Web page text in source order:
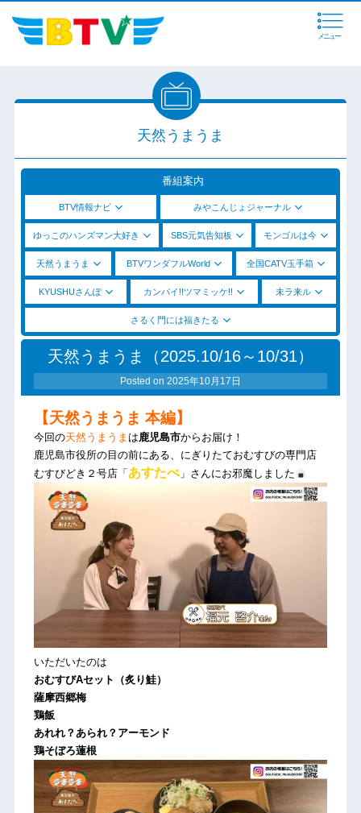
メニュー
天然うまうま
番組案内
BTV情報ナビ みやこんじょジャーナル
ゆっこのハンズマン大好き SBS元気告知板 モンゴルは今
天然うまうま BTVワンダフルWorld 全国CATV玉手箱
KYUSHUさんぽ カンパイ!!ツマミッケ!! 未ラ来ル
さるく門には福きたる
天然うまうま（2025.10/16～10/31）
Posted on 2025年10月17日
【天然うまうま 本編】
今回の天然うまうま は鹿児島市からお届け！
鹿児島市役所の目の前にある、にぎりたておむすびの専門店
むすびどき２号店「 あすたべ」さんにお邪魔しました
いただいたのは
おむすびAセット（炙り鮭）
薩摩西郷梅
鶏飯
あれれ？あられ？アーモンド
鶏そぼろ蓮根